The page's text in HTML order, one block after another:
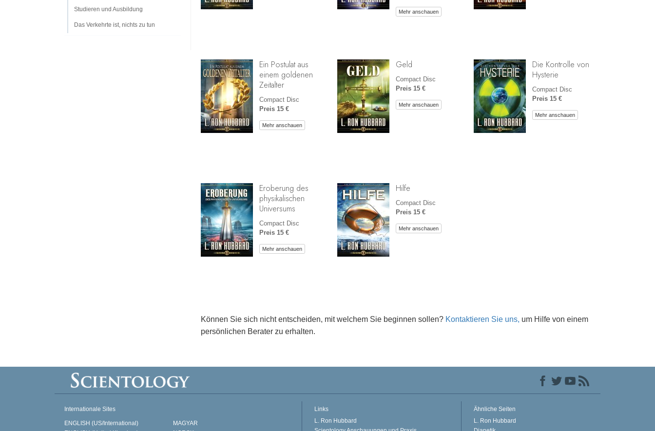
Mehr anschauen
Ein Postulat aus
einem goldenen
Zeitalter
Compact Disc
Preis 15 €
Mehr anschauen
Geld
Compact Disc
Preis 15 €
Mehr anschauen
Die Kontrolle von
Hysterie
Compact Disc
Preis 15 €
Mehr anschauen
Eroberung des
physikalischen
Universums
Compact Disc
Preis 15 €
Mehr anschauen
Hilfe
Compact Disc
Preis 15 €
Mehr anschauen
Können Sie sich nicht entscheiden, mit welchem Sie beginnen sollen? Kontaktieren Sie uns, um Hilfe von einem
persönlichen Berater zu erhalten.
Studieren und Ausbildung
Das Verkehrte ist, nichts zu tun
Internationale Sites
ENGLISH (US/International)
MAGYAR
Links
L. Ron Hubbard
Ähnliche Seiten
L. Ron Hubbard